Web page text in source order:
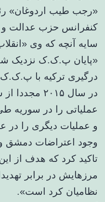
«رجب طیب اردوغان»
کنفرانس حزب عدالت و
سایه آنچه که وی
«پایان پ.ک.ک نزدیک
در سال ۲۰۱۵
وجود اعتراضات دمشق و
تاکید کرد که هدف از
مرزهایش در برابر
نظامیان کرد است».